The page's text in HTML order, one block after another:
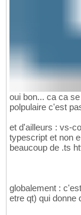
oui bon... ca ca
polpulaire c'est
et d'ailleurs : vs-
typescript et non
beaucoup de .ts
globalement :
etre qt) qui donne